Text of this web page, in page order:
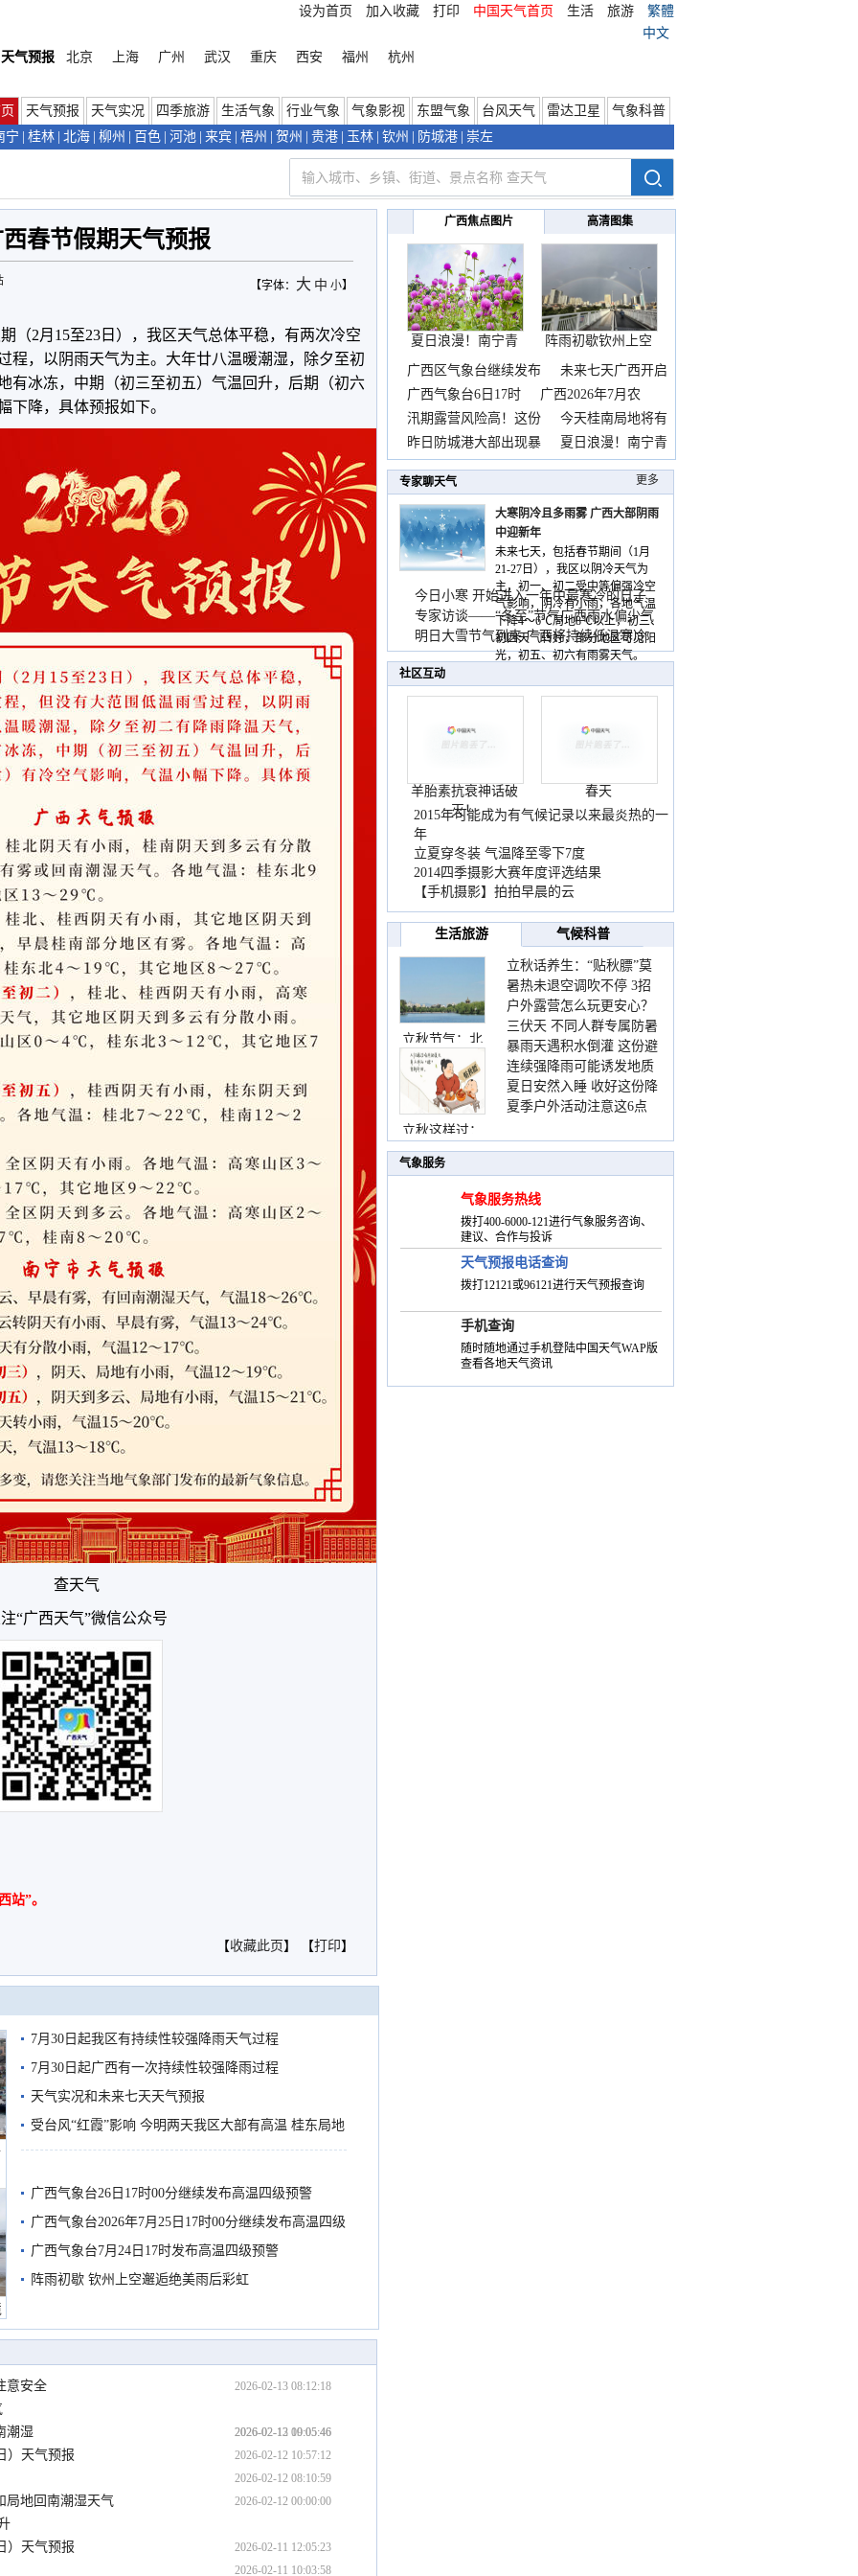
设为首页 加入收藏 打印 中国天气首页 生活 旅游
繁體
中文
天气预报
北京 上海 广州 武汉 重庆 西安 福州 杭州
天气预报 天气实况 四季旅游 生活气象 行业气象 气象影视 东盟气象 台风天气 雷达卫星
气象科普
宁
桂林 北海 柳州 百色 河池 来宾 梧州 贺州 贵港 玉林 钦州 防城港 崇左
西春节假期天气预报
【字体： 大 中 小】
（2月15至23日），我区天气总体平稳，有两次冷空
程，以阴雨天气为主。大年廿八温暖潮湿，除夕至初
有冰冻，中期（初三至初五）气温回升，后期（初六
下降，具体预报如下。
查天气
“广西天气”微信公众号
站”。
【收藏此页 】 【打印】
7月30日起我区有持续性较强降雨天气过程
7月30日起广西有一次持续性较强降雨过程
天气实况和未来七天天气预报
受台风“红霞”影响 今明两天我区大部有高温 桂东局地
有较强降雨
广西气象台26日17时00分继续发布高温四级预警
广西气象台2026年7月25日17时00分继续发布高温四级
预警
广西气象台7月24日17时发布高温四级预警
阵雨初歇 钦州上空邂逅绝美雨后彩虹
意安全 2026-02-13 08:12:18
2026-02-13 00:05:46
潮湿 2026-02-12 19:05:46
）天气预报
2026-02-12 10:57:12
2026-02-12 08:10:59
局地回南潮湿天气 2026-02-12 00:00:00
2026-02-11 12:05:23
）天气预报
2026-02-11 10:03:58
广西焦点图片 高清图集
夏日浪漫！南宁青
秀山
阵雨初歇钦州上空
邂逅
广西区气象台继续发布
未来七天广西开启
晴热
广西气象台6日17时
广西2026年7月农
汛期露营风险高！这份
今天桂南局地将有
暴雨
昨日防城港大部出现暴
夏日浪漫！南宁青
秀山
专家聊天气 更多
大寒阴冷且多雨雾 广西大部阴雨
中迎新年
未来七天，包括春节期间（1月
21-27日），我区以阴冷天气为
主，初一、初二受中等偏强冷空
气影响，阴冷有小雨，各地气温
下降4～6℃局地8℃以上，初三、
初四天气转好，部分地区可见阳
光，初五、初六有雨雾天气。
今日小寒 开始进入一年中最寒冷的日子
专家访谈——“冬至”节气广西雨水偏少气
温低
明日大雪节气到来 广西将持续低温寒冷
天气
社区互动
羊胎素抗衰神话破
灭！
春天
2015年可能成为有气候记录以来最炎热的一
年
立夏穿冬装 气温降至零下7度
2014四季摄影大赛年度评选结果
【手机摄影】拍拍早晨的云
生活旅游 气候科普
立秋节气：北
立秋这样过：
立秋话养生：“贴秋膘”莫
着急 先清暑再防燥
暑热未退空调吹不停 3招
护住肩颈不酸痛
户外露营怎么玩更安心？
这份攻略请收好
三伏天 不同人群专属防暑
要点请收好
暴雨天遇积水倒灌 这份避
险提示请收好
连续强降雨可能诱发地质
灾害 这些前兆要知道
夏日安然入睡 收好这份降
温小贴士
夏季户外活动注意这6点
气象服务
气象服务热线
拨打400-6000-121进行气象服务咨询、
建议、合作与投诉
天气预报电话查询
拨打12121或96121进行天气预报查询
手机查询
随时随地通过手机登陆中国天气WAP版
查看各地天气资讯